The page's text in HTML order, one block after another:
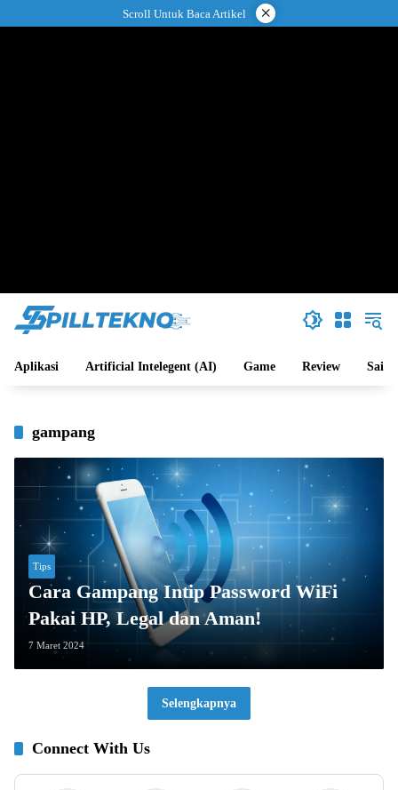
ke
Scroll Untuk Baca Artikel ×
Aplikasi Artificial Intelegent (AI) Game Review Sains
gampang
Tips
Cara Gampang Intip Password WiFi
Pakai HP, Legal dan Aman!
7 Maret 2024
Selengkapnya
Connect With Us